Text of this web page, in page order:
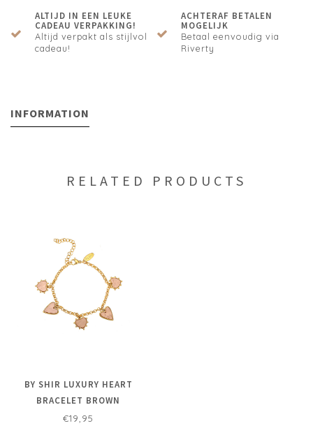
ALTIJD IN EEN LEUKE
CADEAU VERPAKKING!
Altijd verpakt als stijlvol
cadeau!
ACHTERAF BETALEN
MOGELIJK
Betaal eenvoudig via
Riverty
INFORMATION
RELATED PRODUCTS
BY SHIR LUXURY HEART
BRACELET BROWN
€19,95